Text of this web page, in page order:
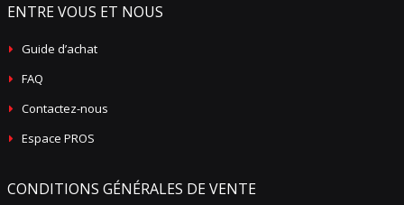
ENTRE VOUS ET NOUS
Guide d’achat
FAQ
Contactez-nous
Espace PROS
CONDITIONS GÉNÉRALES DE VENTE